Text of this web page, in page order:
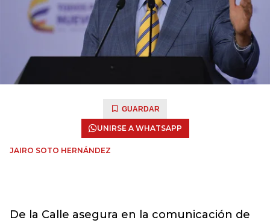
GUARDAR
UNIRSE A WHATSAPP
JAIRO SOTO HERNÁNDEZ
De la Calle asegura en la comunicación de